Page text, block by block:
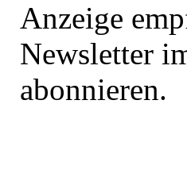
Anzeige
Newsletter
abonnieren.